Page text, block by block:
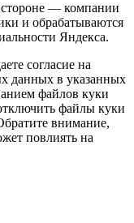
— компании
и обрабатываются
Яндекса.
согласие на
данных в указанных
файлов куки
файлы куки
внимание,
повлиять на